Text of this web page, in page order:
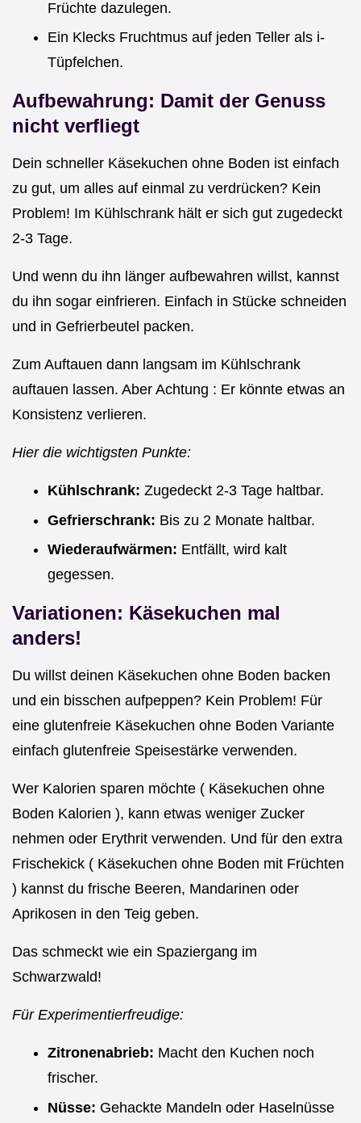
Früchte dazulegen.
Ein Klecks Fruchtmus auf jeden Teller als i-
Tüpfelchen.
Aufbewahrung: Damit der Genuss
nicht verfliegt
Dein schneller Käsekuchen ohne Boden ist einfach
zu gut, um alles auf einmal zu verdrücken? Kein
Problem! Im Kühlschrank hält er sich gut zugedeckt
2-3 Tage.
Und wenn du ihn länger aufbewahren willst, kannst
du ihn sogar einfrieren. Einfach in Stücke schneiden
und in Gefrierbeutel packen.
Zum Auftauen dann langsam im Kühlschrank
auftauen lassen. Aber Achtung : Er könnte etwas an
Konsistenz verlieren.
Hier die wichtigsten Punkte:
Kühlschrank: Zugedeckt 2-3 Tage haltbar.
Gefrierschrank: Bis zu 2 Monate haltbar.
Wiederaufwärmen: Entfällt, wird kalt
gegessen.
Variationen: Käsekuchen mal
anders!
Du willst deinen Käsekuchen ohne Boden backen
und ein bisschen aufpeppen? Kein Problem! Für
eine glutenfreie Käsekuchen ohne Boden Variante
einfach glutenfreie Speisestärke verwenden.
Wer Kalorien sparen möchte ( Käsekuchen ohne
Boden Kalorien ), kann etwas weniger Zucker
nehmen oder Erythrit verwenden. Und für den extra
Frischekick ( Käsekuchen ohne Boden mit Früchten
) kannst du frische Beeren, Mandarinen oder
Aprikosen in den Teig geben.
Das schmeckt wie ein Spaziergang im
Schwarzwald!
Für Experimentierfreudige:
Zitronenabrieb: Macht den Kuchen noch
frischer.
Nüsse: Gehackte Mandeln oder Haselnüsse